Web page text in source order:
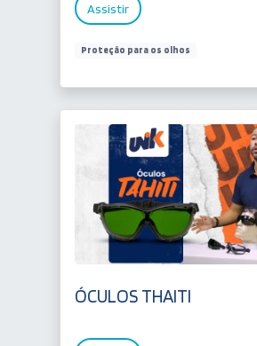
Assistir
Proteção para os olhos
ÓCULOS THAITI